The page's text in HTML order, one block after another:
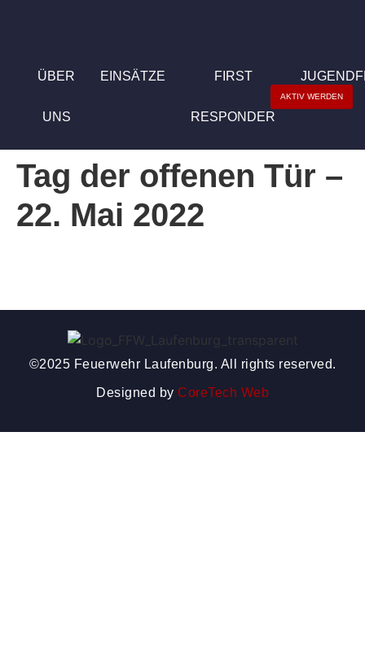
ÜBER
UNS
EINSÄTZE FIRST
RESPONDER
AKTIV WERDEN
Tag der offenen Tür –
22. Mai 2022
©2025 Feuerwehr Laufenburg. All rights reserved.
Designed by CoreTech Web